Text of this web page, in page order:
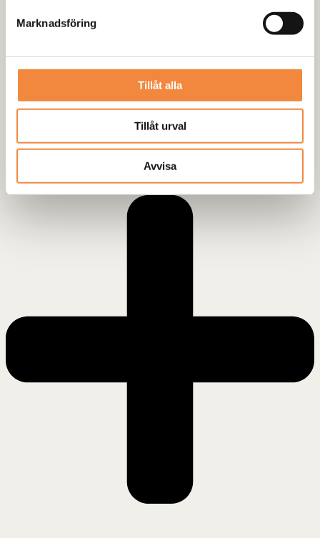
Marknadsföring
Tillåt alla
Tillåt urval
Avvisa
avgörande. Här är det viktigt att välja komponenter som klarar
tuffa förhållanden över tid. För hobbykörning och lättare
viktigt att inte kompromissa med säkerheten.
Oavsett om du bygger en renodlad offroadbil eller vill ha en
extra trygghet i vardagen, är en vinsch ett verktyg som snabbt